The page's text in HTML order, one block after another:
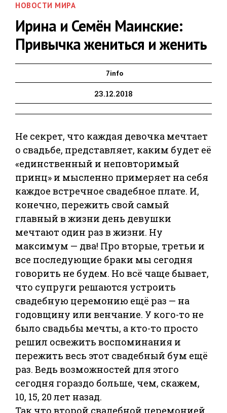
НОВОСТИ МИРА
Ирина и Семён Маинские:
Привычка жениться и женить
7info
23.12.2018
Не секрет, что каждая девочка мечтает
о свадьбе, представляет, каким будет её
«единственный и неповторимый
принц» и мысленно примеряет на себя
каждое встречное свадебное плате. И,
конечно, пережить свой самый
главный в жизни день девушки
мечтают один раз в жизни. Ну
максимум — два! Про вторые, третьи и
все последующие браки мы сегодня
говорить не будем. Но всё чаще бывает,
что супруги решаются устроить
свадебную церемонию ещё раз — на
годовщину или венчание. У кого-то не
было свадьбы мечты, а кто-то просто
решил освежить воспоминания и
пережить весь этот свадебный бум ещё
раз. Ведь возможностей для этого
сегодня гораздо больше, чем, скажем,
10, 15, 20 лет назад.
Так что второй свадебной церемонией